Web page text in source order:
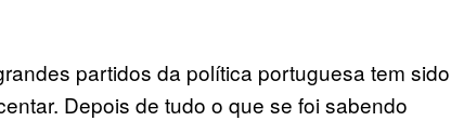
partidos da política portuguesa tem sido
Depois de tudo o que se foi sabendo